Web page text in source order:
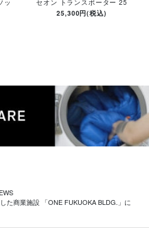
ッ
セオン トランスポーター 25
25,300円(税込)
た商業施設 「ONE FUKUOKA BLDG.」に